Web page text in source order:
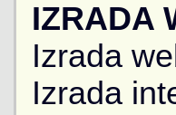
IZRADA
Izrada
Izrada